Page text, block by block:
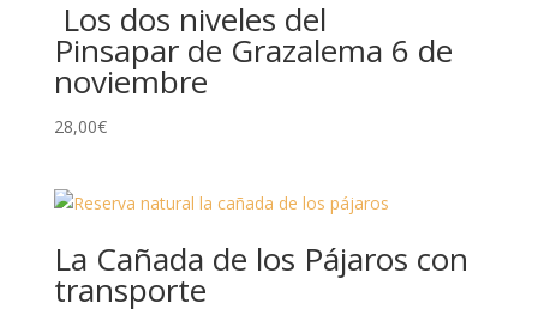
Los dos niveles del
Pinsapar de Grazalema 6 de
noviembre
28,00€
La Cañada de los Pájaros con
transporte